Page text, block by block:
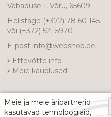
Meie ja meie äripartnerid
kasutavad tehnoloogiaid,
Vabaduse 1, Võru, 65609
Helistage (+372) 78 60 145
või (+372) 521 5970
E-post info@webshop.ee
Ettevõtte info
Meie kauplused